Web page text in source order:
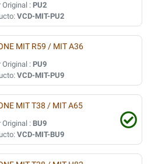
Original : PU2
VCD-MIT-PU2
MIT R59 / MIT A36
Original : PU9
VCD-MIT-PU9
MIT T38 / MIT A65
Original : BU9
VCD-MIT-BU9